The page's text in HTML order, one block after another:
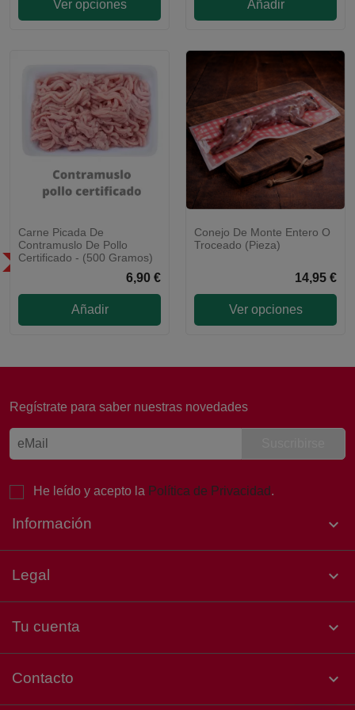
Ver opciones Añadir
SÓLO EN LA COMUNIDAD DE
Carne Picada De
Contramuslo De Pollo
Certificado - (500 Gramos)
6,90 €
Añadir
Conejo De Monte Entero O
Troceado (pieza)
14,95 €
Ver opciones
Regístrate para saber nuestras novedades
He leído y acepto la Política de Privacidad.
Información 
Legal 
Tu cuenta 
Contacto keyboard_arrow_down
¡Buenas tardes! 👋 Soy Laura, de
necesitas hoy?